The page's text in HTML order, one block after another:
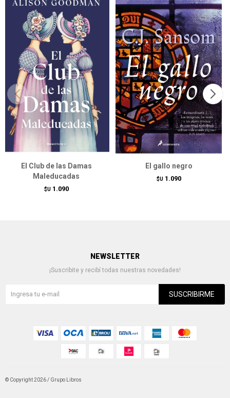
El Club de las Damas
Maleducadas
$U 1.090
El gallo negro
$U 1.090
NEWSLETTER
¡Suscribite y recibí todas nuestras novedades!
SUSCRIBIRME
© Copyright 2026 / Grupo Libros